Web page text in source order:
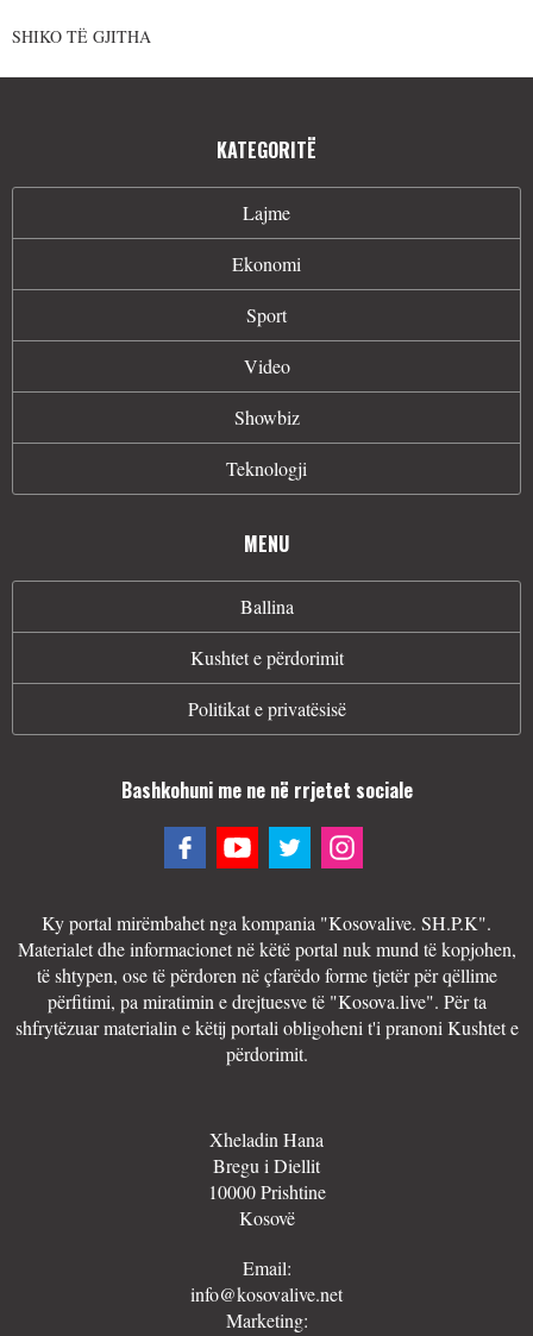
SHIKO TË GJITHA
KATEGORITË
Lajme
Ekonomi
Sport
Video
Showbiz
Teknologji
MENU
Ballina
Kushtet e përdorimit
Politikat e privatësisë
Bashkohuni me ne në rrjetet sociale
Ky portal mirëmbahet nga kompania "Kosovalive. SH.P.K".
Materialet dhe informacionet në këtë portal nuk mund të kopjohen,
të shtypen, ose të përdoren në çfarëdo forme tjetër për qëllime
përfitimi, pa miratimin e drejtuesve të "Kosova.live". Për ta
shfrytëzuar materialin e këtij portali obligoheni t'i pranoni Kushtet e
përdorimit.
Xheladin Hana
Bregu i Diellit
10000 Prishtine
Kosovë
Email:
info@kosovalive.net
Marketing: